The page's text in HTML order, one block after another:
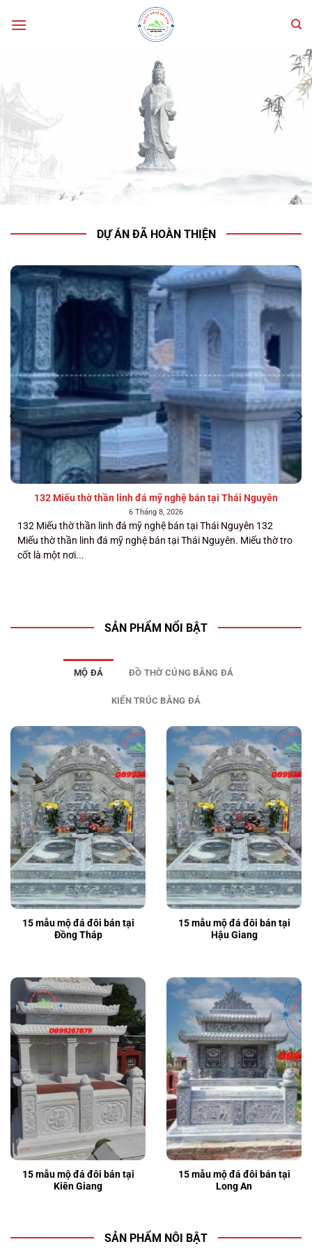
qua
DỰ ÁN ĐÃ HOÀN THIỆN
132 Miếu thờ thần linh đá mỹ nghệ bán tại Thái Nguyên
6 Tháng 8, 2026
132 Miếu thờ thần linh đá mỹ nghệ bán tại Thái Nguyên 132
Miếu thờ thần linh đá mỹ nghệ bán tại Thái Nguyên. Miếu thờ tro
cốt là một nơi...
SẢN PHẨM NỔI BẬT
MỘ ĐÁ ĐỒ THỜ CÚNG BẰNG ĐÁ
KIẾN TRÚC BẰNG ĐÁ
15 mẫu mộ đá đôi bán tại
Đồng Tháp
15 mẫu mộ đá đôi bán tại
Hậu Giang
15 mẫu mộ đá đôi bán tại
Kiên Giang
15 mẫu mộ đá đôi bán tại
Long An
SẢN PHẨM NÔI BẬT